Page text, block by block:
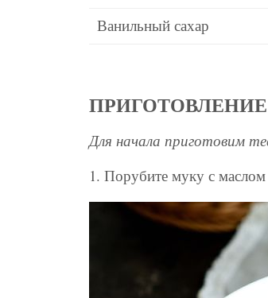
Ванильный сахар
Для начала приготовим
1. Порубите муку с